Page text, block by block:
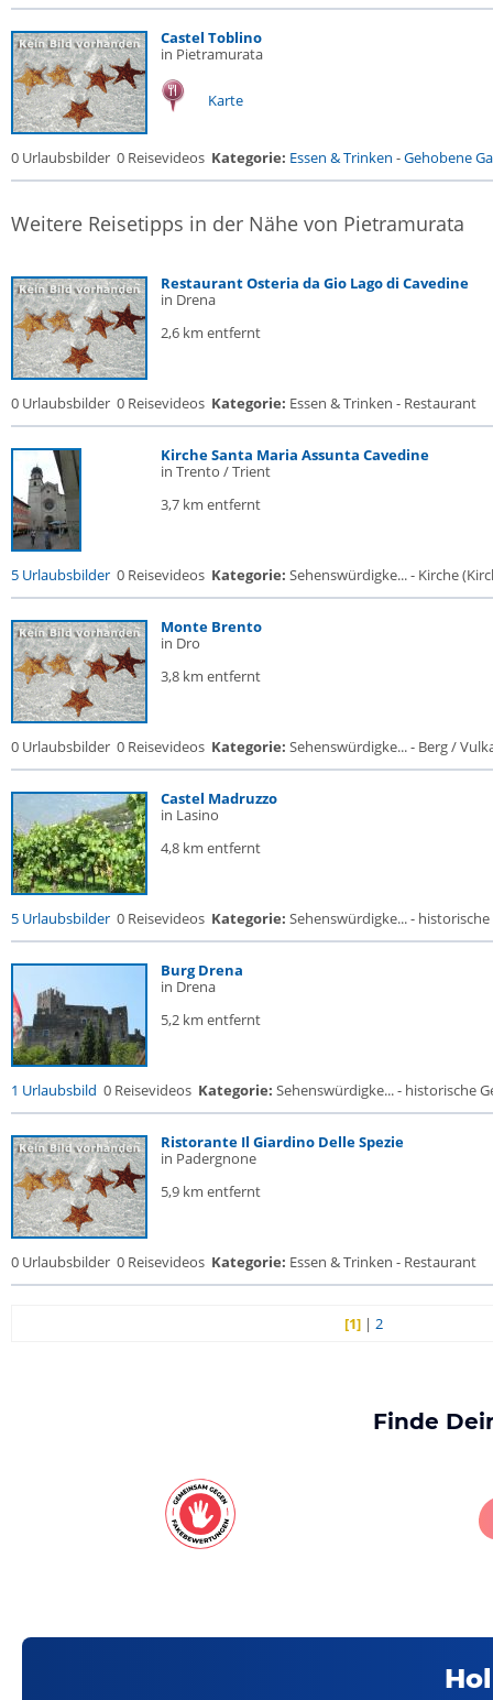
Castel Toblino
in Pietramurata
Karte
0 Urlaubsbilder 0 Reisevideos Kategorie: Essen & Trinken -Gehobene
Weitere Reisetipps in der Nähe von Pietramurata
Restaurant Osteria da Gio Lago di Cavedine
in Drena
2,6 km entfernt
0 Urlaubsbilder 0 Reisevideos Kategorie: Essen & Trinken - Restaurant
Kirche Santa Maria Assunta Cavedine
in Trento / Trient
3,7 km entfernt
5 Urlaubsbilder 0 Reisevideos Kategorie: Sehenswürdigke... - Kirche
Monte Brento
in Dro
3,8 km entfernt
0 Urlaubsbilder 0 Reisevideos Kategorie: Sehenswürdigke... - Berg /
Castel Madruzzo
in Lasino
4,8 km entfernt
5 Urlaubsbilder 0 Reisevideos Kategorie: Sehenswürdigke... - historische
Burg Drena
in Drena
5,2 km entfernt
1 Urlaubsbild 0 Reisevideos Kategorie: Sehenswürdigke... - historische
Ristorante Il Giardino Delle Spezie
in Padergnone
5,9 km entfernt
0 Urlaubsbilder 0 Reisevideos Kategorie: Essen & Trinken - Restaurant
[1] |2
Finde